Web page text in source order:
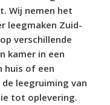
Wij nemen het
leegmaken Zuid-
verschillende
kamer in een
huis of een
leegruiming van
tot oplevering.